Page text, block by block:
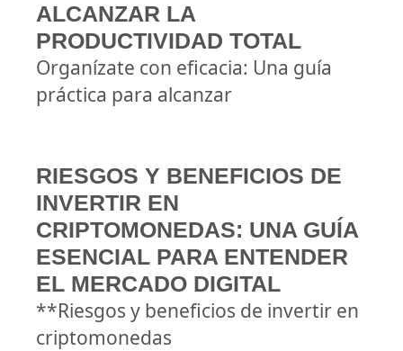
ALCANZAR LA
PRODUCTIVIDAD TOTAL
Organízate con eficacia: Una guía
práctica para alcanzar
RIESGOS Y BENEFICIOS DE
INVERTIR EN
CRIPTOMONEDAS: UNA GUÍA
ESENCIAL PARA ENTENDER
EL MERCADO DIGITAL
**Riesgos y beneficios de invertir en
criptomonedas